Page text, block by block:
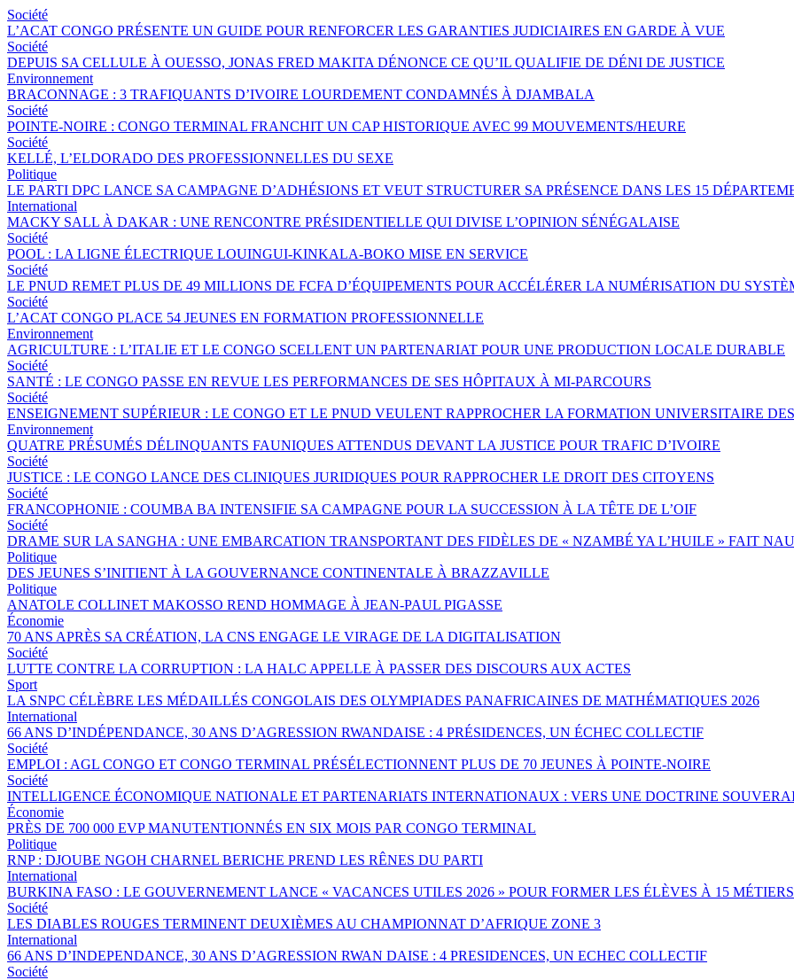
Société
L’ACAT CONGO PRÉSENTE UN GUIDE POUR RENFORCER LES GARANTIES JUDICIAIRES EN GARDE À VUE
Société
DEPUIS SA CELLULE À OUESSO, JONAS FRED MAKITA DÉNONCE CE QU’IL QUALIFIE DE DÉNI DE JUSTICE
Environnement
BRACONNAGE : 3 TRAFIQUANTS D’IVOIRE LOURDEMENT CONDAMNÉS À DJAMBALA
Société
POINTE-NOIRE : CONGO TERMINAL FRANCHIT UN CAP HISTORIQUE AVEC 99 MOUVEMENTS/HEURE
Société
KELLÉ, L’ELDORADO DES PROFESSIONNELLES DU SEXE
Politique
LE PARTI DPC LANCE SA CAMPAGNE D’ADHÉSIONS ET VEUT STRUCTURER SA PRÉSENCE DANS LES 15
International
MACKY SALL À DAKAR : UNE RENCONTRE PRÉSIDENTIELLE QUI DIVISE L’OPINION SÉNÉGALAISE
Société
POOL : LA LIGNE ÉLECTRIQUE LOUINGUI-KINKALA-BOKO MISE EN SERVICE
Société
LE PNUD REMET PLUS DE 49 MILLIONS DE FCFA D’ÉQUIPEMENTS POUR ACCÉLÉRER LA NUMÉRISATION DU
Société
L’ACAT CONGO PLACE 54 JEUNES EN FORMATION PROFESSIONNELLE
Environnement
AGRICULTURE : L’ITALIE ET LE CONGO SCELLENT UN PARTENARIAT POUR UNE PRODUCTION LOCALE DURABLE
Société
SANTÉ : LE CONGO PASSE EN REVUE LES PERFORMANCES DE SES HÔPITAUX À MI-PARCOURS
Société
ENSEIGNEMENT SUPÉRIEUR : LE CONGO ET LE PNUD VEULENT RAPPROCHER LA FORMATION UNIVERSITAIRE
Environnement
QUATRE PRÉSUMÉS DÉLINQUANTS FAUNIQUES ATTENDUS DEVANT LA JUSTICE POUR TRAFIC D’IVOIRE
Société
JUSTICE : LE CONGO LANCE DES CLINIQUES JURIDIQUES POUR RAPPROCHER LE DROIT DES CITOYENS
Société
FRANCOPHONIE : COUMBA BA INTENSIFIE SA CAMPAGNE POUR LA SUCCESSION À LA TÊTE DE L’OIF
Société
DRAME SUR LA SANGHA : UNE EMBARCATION TRANSPORTANT DES FIDÈLES DE « NZAMBÉ YA L’HUILE » FAIT
Politique
DES JEUNES S’INITIENT À LA GOUVERNANCE CONTINENTALE À BRAZZAVILLE
Politique
ANATOLE COLLINET MAKOSSO REND HOMMAGE À JEAN-PAUL PIGASSE
Économie
70 ANS APRÈS SA CRÉATION, LA CNS ENGAGE LE VIRAGE DE LA DIGITALISATION
Société
LUTTE CONTRE LA CORRUPTION : LA HALC APPELLE À PASSER DES DISCOURS AUX ACTES
Sport
LA SNPC CÉLÈBRE LES MÉDAILLÉS CONGOLAIS DES OLYMPIADES PANAFRICAINES DE MATHÉMATIQUES 2026
International
66 ANS D’INDÉPENDANCE, 30 ANS D’AGRESSION RWANDAISE : 4 PRÉSIDENCES, UN ÉCHEC COLLECTIF
Société
EMPLOI : AGL CONGO ET CONGO TERMINAL PRÉSÉLECTIONNENT PLUS DE 70 JEUNES À POINTE-NOIRE
Société
INTELLIGENCE ÉCONOMIQUE NATIONALE ET PARTENARIATS INTERNATIONAUX : VERS UNE DOCTRINE
Économie
PRÈS DE 700 000 EVP MANUTENTIONNÉS EN SIX MOIS PAR CONGO TERMINAL
Politique
RNP : DJOUBE NGOH CHARNEL BERICHE PREND LES RÊNES DU PARTI
International
BURKINA FASO : LE GOUVERNEMENT LANCE « VACANCES UTILES 2026 » POUR FORMER LES ÉLÈVES À 15 MÉTIERS
Société
LES DIABLES ROUGES TERMINENT DEUXIÈMES AU CHAMPIONNAT D’AFRIQUE ZONE 3
International
66 ANS D’INDEPENDANCE, 30 ANS D’AGRESSION RWAN DAISE : 4 PRESIDENCES, UN ECHEC COLLECTIF
Société